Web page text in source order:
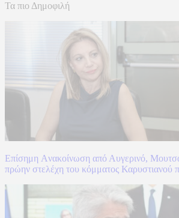
Τα πιο Δημοφιλή
Επίσημη Aνακοίνωση από Αυγερινό,
πρώην στελέχη του κόμματος Καρυστιανού